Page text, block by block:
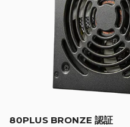
80PLUS BRONZE 認証